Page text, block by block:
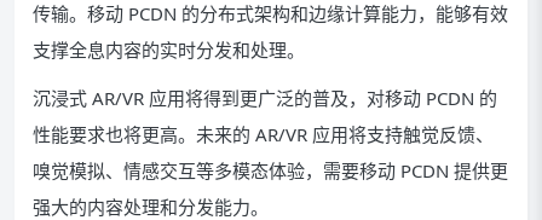
传输。移动 PCDN 的分布式架构和边缘计算能力，能够有效
支撑全息内容的实时分发和处理。
沉浸式 AR/VR 应用将得到更广泛的普及，对移动 PCDN 的
性能要求也将更高。未来的 AR/VR 应用将支持触觉反馈、
嗅觉模拟、情感交互等多模态体验，需要移动 PCDN 提供更
强大的内容处理和分发能力。